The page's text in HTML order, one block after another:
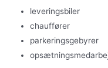
leveringsbiler
chauffører
parkeringsgebyrer